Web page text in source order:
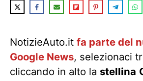
NotizieAuto.it fa parte del
Google News, selezionaci
cliccando in alto la stellina